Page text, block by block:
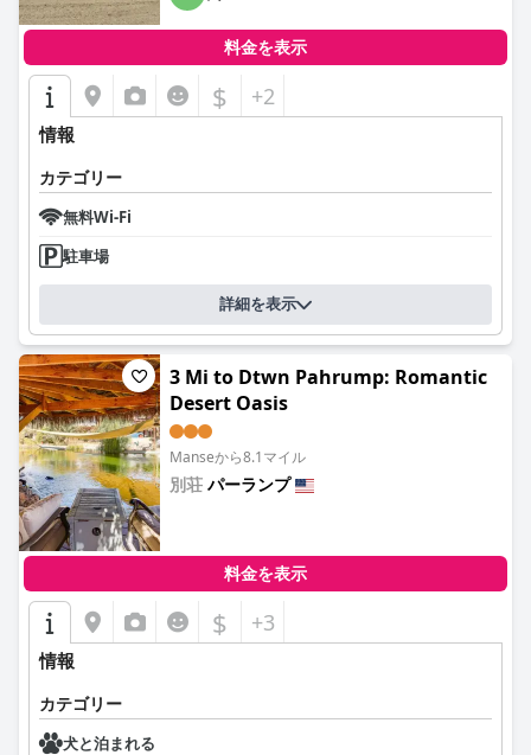
料金を表示
$ +2
情報
カテゴリー
無料Wi-Fi
駐車場
詳細を表示
3 Mi to Dtwn Pahrump: Romantic
Desert Oasis
Manseから8.1マイル
別荘 パーランプ
料金を表示
$ +3
情報
カテゴリー
犬と泊まれる